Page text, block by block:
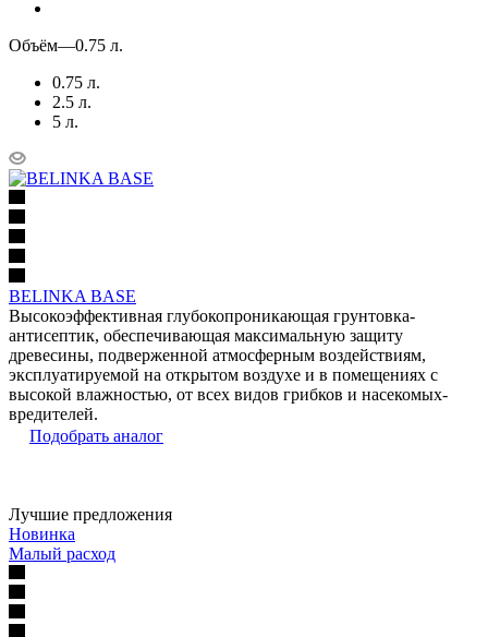
Объём—0.75 л.
0.75 л.
2.5 л.
5 л.
BELINKA BASE
Высокоэффективная глубокопроникающая грунтовка-
антисептик, обеспечивающая максимальную защиту
древесины, подверженной атмосферным воздействиям,
эксплуатируемой на открытом воздухе и в помещениях с
высокой влажностью, от всех видов грибков и насекомых-
вредителей.
Подобрать аналог
Лучшие предложения
Новинка
Малый расход